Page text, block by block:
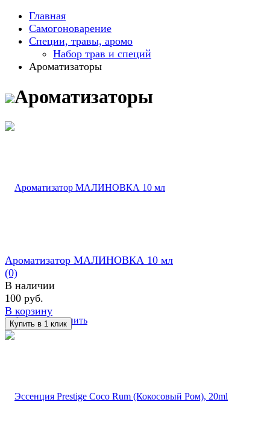
Главная
Самогоноварение
Специи, травы, аромо
Набор трав и специй
Ароматизаторы
Ароматизаторы
избранное сравнить
Ароматизатор МАЛИНОВКА 10 мл
(0)
В наличии
100 руб.
В корзину